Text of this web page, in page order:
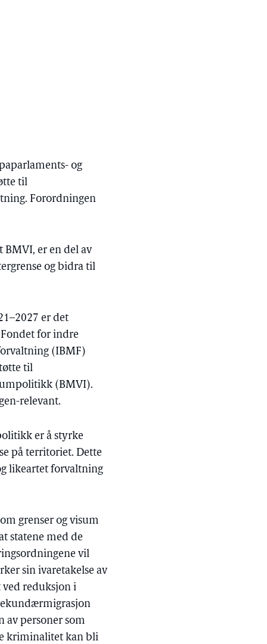
og
til
Forordningen
er en del av
og bidra til
er det
for indre
(IBMF)
til
(BMVI).
relevant.
er å styrke
på territoriet. Dette
likeartet forvaltning
grenser og visum
statene med de
vil
sin ivaretakelse av
reduksjon i
av personer som
kriminalitet kan bli